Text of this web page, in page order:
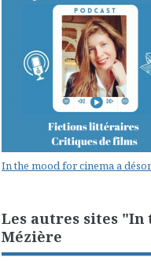
In the mood for cinema a
Les autres sites "In
Mézière